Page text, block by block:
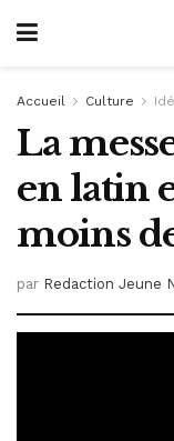
Accueil Culture
La
en latin
moins
par Redaction Jeune